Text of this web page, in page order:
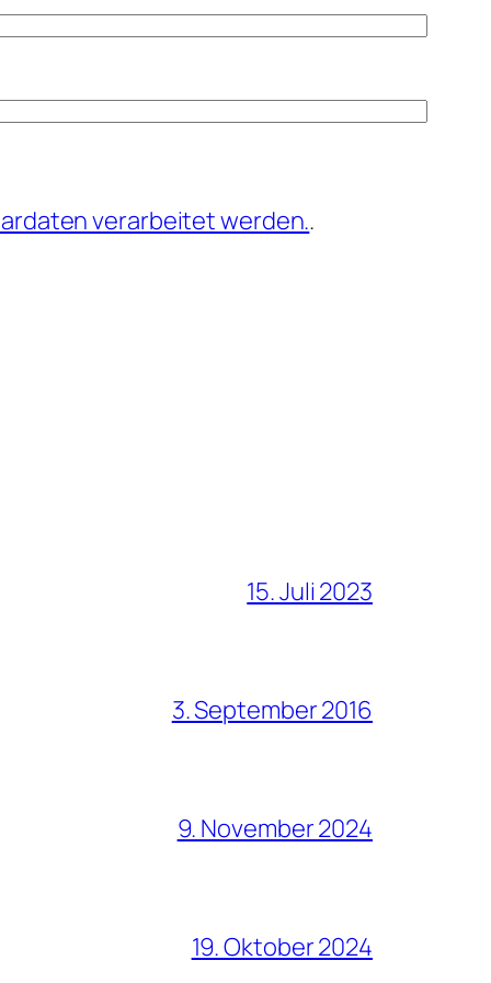
verarbeitet werden..
15. Juli 2023
3. September 2016
9. November 2024
19. Oktober 2024